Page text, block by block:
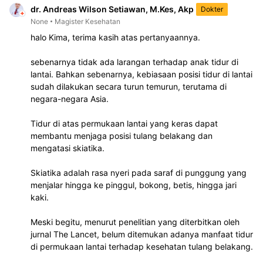
dr. Andreas Wilson Setiawan, M.Kes, Akp
Dokter
None
Magister Kesehatan
halo Kima, terima kasih atas pertanyaannya.
sebenarnya tidak ada larangan terhadap anak tidur di
lantai. Bahkan sebenarnya, kebiasaan posisi tidur di lantai
sudah dilakukan secara turun temurun, terutama di
negara-negara Asia.
Tidur di atas permukaan lantai yang keras dapat
membantu menjaga posisi tulang belakang dan
mengatasi skiatika.
Skiatika adalah rasa nyeri pada saraf di punggung yang
menjalar hingga ke pinggul, bokong, betis, hingga jari
kaki.
Meski begitu, menurut penelitian yang diterbitkan oleh
jurnal The Lancet, belum ditemukan adanya manfaat tidur
di permukaan lantai terhadap kesehatan tulang belakang.